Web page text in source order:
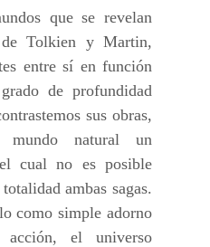
que se revelan
Tolkien y Martin,
entre sí en función
de profundidad
sus obras,
natural un
cual no es posible
ambas sagas.
como simple adorno
el universo